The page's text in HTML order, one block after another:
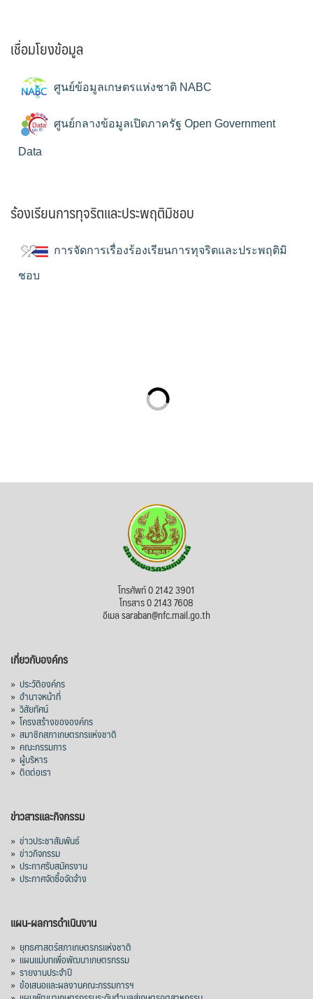
เชื่อมโยงข้อมูล
ศูนย์ข้อมูลเกษตรแห่งชาติ NABC
ศูนย์กลางข้อมูลเปิดภาครัฐ Open Government
Data
ร้องเรียนการทุจริตและประพฤติมิชอบ
การจัดการเรื่องร้องเรียนการทุจริตและประพฤติมิ
ชอบ
โทรศัพท์ 0 2142 3901
โทรสาร 0 2143 7608
อีเมล saraban@nfc.mail.go.th
เกี่ยวกับองค์กร
» ประวัติองค์กร
» อำนาจหน้าที่
» วิสัยทัศน์
» โครงสร้างขององค์กร
» สมาชิกสภาเกษตรกรแห่งชาติ
» คณะกรรมการ
» ผู้บริหาร
» ติดต่อเรา
ข่าวสารและกิจกรรม
» ข่าวประชาสัมพันธ์
» ข่าวกิจกรรม
» ประกาศรับสมัครงาน
» ประกาศจัดซื้อจัดจ้าง
แผน-ผลการดำเนินงาน
» ยุทธศาสตร์สภาเกษตรกรแห่งชาติ
» แผนแม่บทเพื่อพัฒนาเกษตรกรรม
» รายงานประจำปี
» ข้อเสนอและผลงานคณะกรรมการฯ